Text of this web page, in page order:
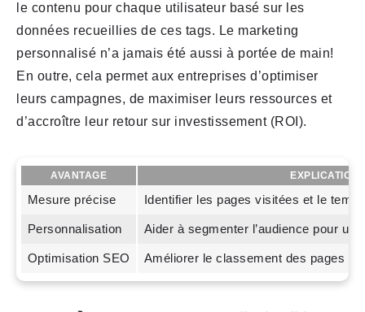
le contenu pour chaque utilisateur basé sur les
données recueillies de ces tags. Le marketing
personnalisé n’a jamais été aussi à portée de main!
En outre, cela permet aux entreprises d’optimiser
leurs campagnes, de maximiser leurs ressources et
d’accroître leur retour sur investissement (ROI).
AVANTAGE EXPLICATION
Mesure précise Identifier les pages visitées et le
Personnalisation Aider à segmenter l’audience pour un
Optimisation SEO Améliorer le classement des pages